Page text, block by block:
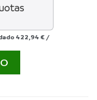
422,94 € /